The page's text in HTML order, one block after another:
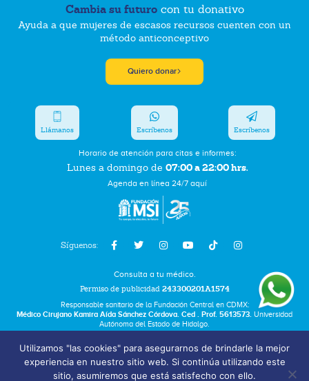
Cambia su futurocon tu donativo
Ayuda a que mujeres de escasos recursos cuenten con un
método anticonceptivo
Quiero donar
Síguenos:
Horario de atención para citas e informes:
Lunes a domingo de 07:00 a 22:00 hrs.
Agenda en línea 24/7 aquí
Llámanos Escríbenos Escríbenos
Consulta a tu médico.
Permiso de publicidad 243300201A1574
Responsable sanitario de la Fundación Central en CDMX:
Médico Cirujano Kamira Aída Sánchez Córdova. Ced . Prof. 5613573. Universidad
Autónoma del Estado de Hidalgo.
Términos y Condiciones
Bolsa de Trabajo
Utilizamos "las cookies" para asegurarnos de brindarle la mejor
experiencia en nuestro sitio web. Si continúa utilizando este
sitio, asumiremos que está satisfecho con ello.